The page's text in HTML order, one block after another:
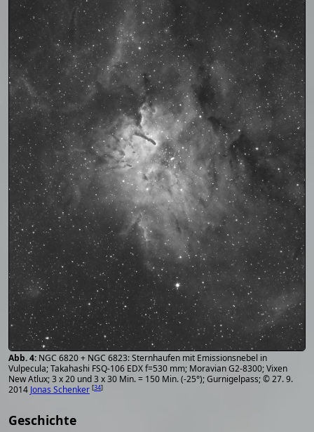
NGC 6820 + NGC 6823: Sternhaufen mit Emissionsnebel in
Vulpecula; Takahashi FSQ-106 EDX f=530 mm; Moravian G2-8300; Vixen
New Atlux; 3 x 20 und 3 x 30 Min. = 150 Min. (-25°); Gurnigelpass; © 27. 9.
2014 Jonas Schenker [34]
Geschichte